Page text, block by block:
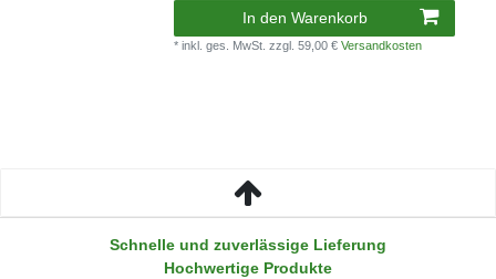
In den Warenkorb
* inkl. ges. MwSt.zzgl. 59,00 €Versandkosten
Schnelle und zuverlässige Lieferung
Hochwertige Produkte